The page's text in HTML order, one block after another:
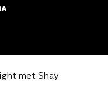
met Shay